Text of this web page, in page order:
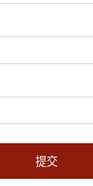
提交